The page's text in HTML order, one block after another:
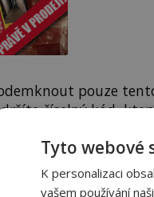
pouze
číselný kód,
ve tvaru "CTU
Tyto webové
K personalizaci
vašem používání